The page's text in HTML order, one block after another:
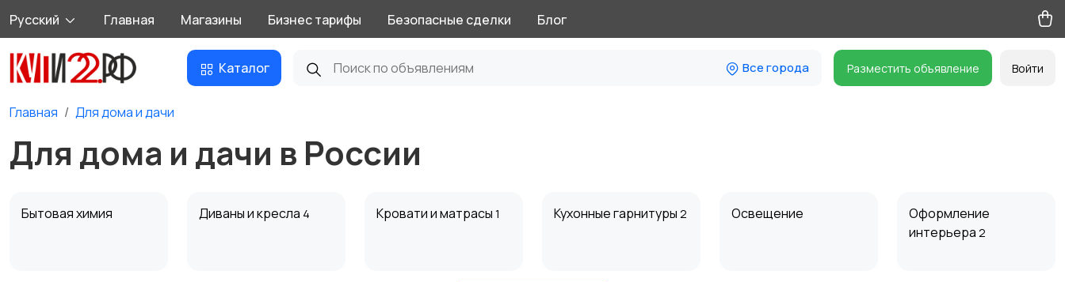
Русский Главная Магазины Бизнес тарифы Безопасные сделки Блог
Каталог Все города Разместить объявление Войти
Главная Для дома и дачи
Для дома и дачи в России
Бытовая химия Диваны и кресла 4 Кровати и матрасы 1 Кухонные гарнитуры 2 Освещение
Оформление
интерьера 2